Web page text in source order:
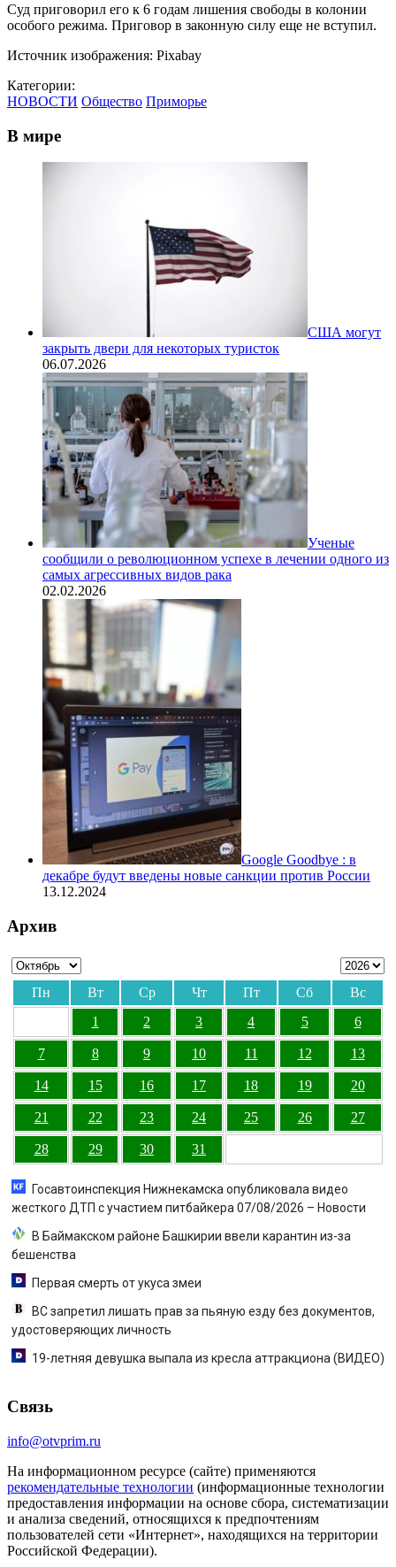
Суд приговорил его к 6 годам лишения свободы в колонии
особого режима. Приговор в законную силу еще не вступил.
Источник изображения: Pixabay
Категории:
НОВОСТИ Общество Приморье
В мире
США могут
закрыть двери для некоторых туристок
06.07.2026
Ученые
сообщили о революционном успехе в лечении одного из
самых агрессивных видов рака
02.02.2026
Google Goodbye : в
декабре будут введены новые санкции против России
13.12.2024
Архив
Пн Вт Ср Чт Пт Сб
Вс
1
2 3 4 5 6
7 8 9 10 11 12 13
14 15 16 17 18 19 20
21 22 23 24 25 26 27
28 29 30 31
Госавтоинспекция Нижнекамска опубликовала видео
жесткого ДТП с участием питбайкера 07/08/2026 – Новости
В Баймакском районе Башкирии ввели карантин из-за
бешенства
Первая смерть от укуса змеи
ВС запретил лишать прав за пьяную езду без документов,
удостоверяющих личность
19-летняя девушка выпала из кресла аттракциона (ВИДЕО)
Связь
info@otvprim.ru
На информационном ресурсе (сайте) применяются
рекомендательные технологии (информационные технологии
предоставления информации на основе сбора, систематизации
и анализа сведений, относящихся к предпочтениям
пользователей сети «Интернет», находящихся на территории
Российской Федерации).